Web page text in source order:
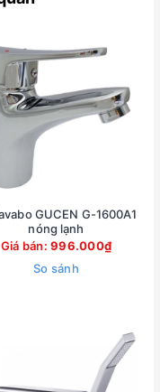
GUCEN G-1600A1
nóng lạnh
Giá bán:996.000₫
So sánh